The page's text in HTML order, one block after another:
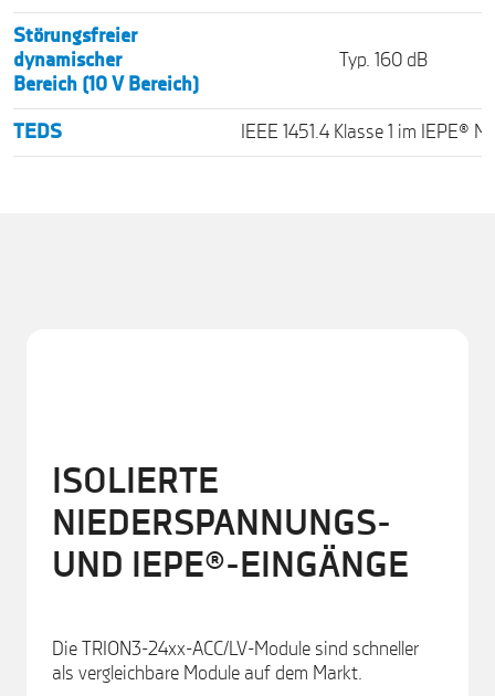
Störungsfreier
dynamischer
Bereich (10 V Bereich)
Typ. 160 dB
TEDS IEEE 1451.4 Klasse 1 im IEPE®
ISOLIERTE
NIEDERSPANNUNGS-
UND IEPE®-EINGÄNGE
Die TRION3-24xx-ACC/LV-Module sind schneller
als vergleichbare Module auf dem Markt.